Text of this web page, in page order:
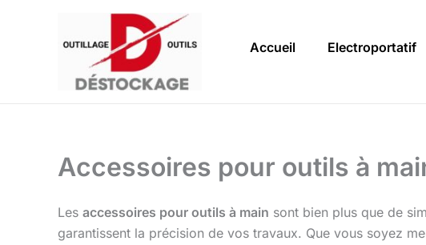
Accueil Electroportatif
Accessoires pour outils à
Les accessoires pour outils à main sont bien plus que de
garantissent la précision de vos travaux. Que vous soyez